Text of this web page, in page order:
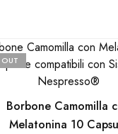
Borbone Camomilla
Melatonina 10